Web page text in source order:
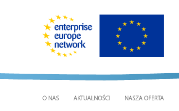
O NAS AKTUALNOŚCI NASZA OFERTA